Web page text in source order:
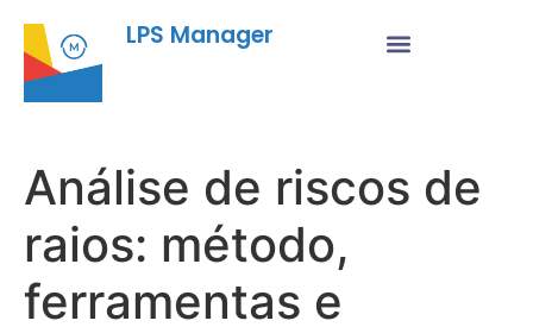
LPS Manager
Análise de riscos de
raios: método,
ferramentas e